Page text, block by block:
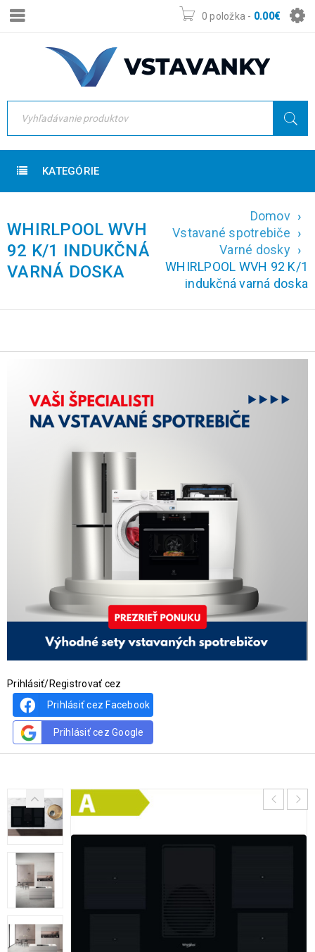
0 položka - 0.00€
KATEGÓRIE
WHIRLPOOL WVH
92 K/1 INDUKČNÁ
VARNÁ DOSKA
Domov ›
Vstavané spotrebiče ›
Varné dosky ›
WHIRLPOOL WVH 92 K/1
indukčná varná doska
Prihlásiť/Registrovať cez
Prihlásiť cez Facebook
Prihlásiť cez Google